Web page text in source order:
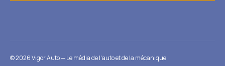
© 2026 Vigor Auto — Le média de l'auto et de la mécanique